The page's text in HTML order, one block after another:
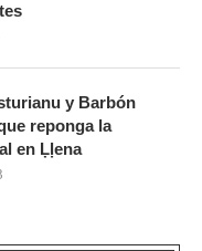
y Barbón
reponga la
en Ḷḷena